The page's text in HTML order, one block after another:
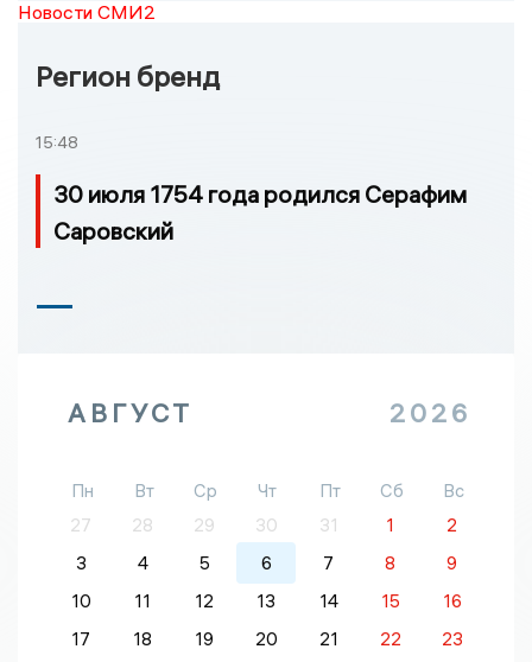
Новости СМИ2
Регион бренд
15:48
30 июля 1754 года родился Серафим
Саровский
АВГУСТ 2026
Пн Вт Ср Чт Пт Сб
Вс
27
28 29 30 31 1
2
3
4 5 6 7 8
9
10
11 12 13 14 15
16
17
18 19 20 21 22
23